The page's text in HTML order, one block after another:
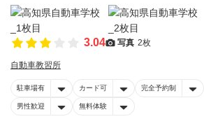
3.04 写真 2枚
自動車教習所
駐車場有 カード可 完全予約制
男性歓迎 無料体験